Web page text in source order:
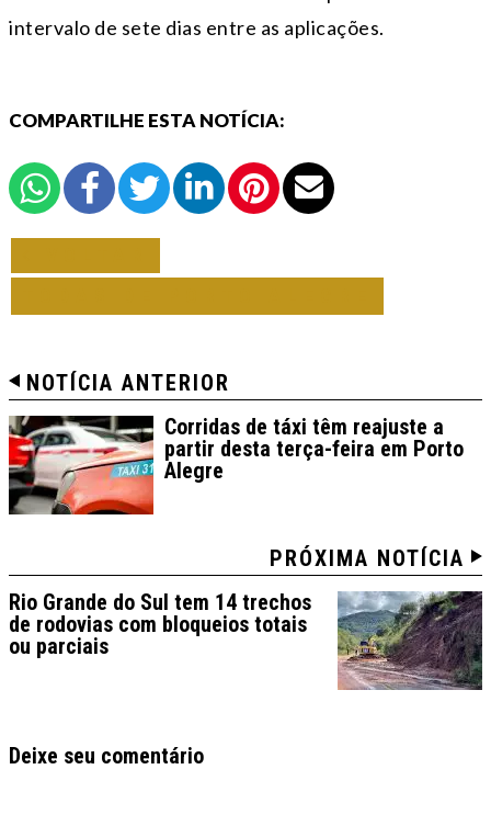
intervalo de sete dias entre as aplicações.
COMPARTILHE ESTA NOTÍCIA:
NOTÍCIA ANTERIOR
Corridas de táxi têm reajuste a
partir desta terça-feira em Porto
Alegre
PRÓXIMA NOTÍCIA
Rio Grande do Sul tem 14 trechos
de rodovias com bloqueios totais
ou parciais
Deixe seu comentário